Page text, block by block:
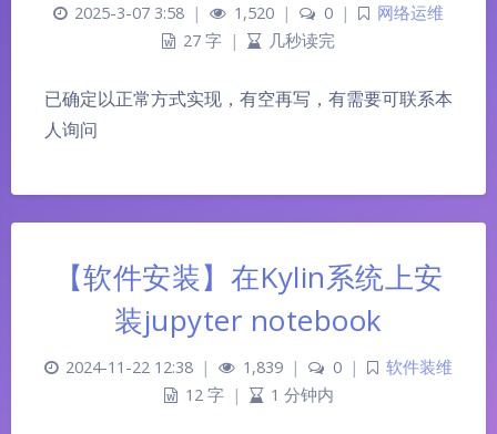
2025-3-07 3:58 | 1,520 | 0 |
网络运维
27 字 | 几秒读完
已确定以正常方式实现，有空再写，有需要可联系本
人询问
【软件安装】在Kylin系统上安
装jupyter notebook
2024-11-22 12:38 | 1,839 | 0 |
软件装维
12 字
| 1 分钟内